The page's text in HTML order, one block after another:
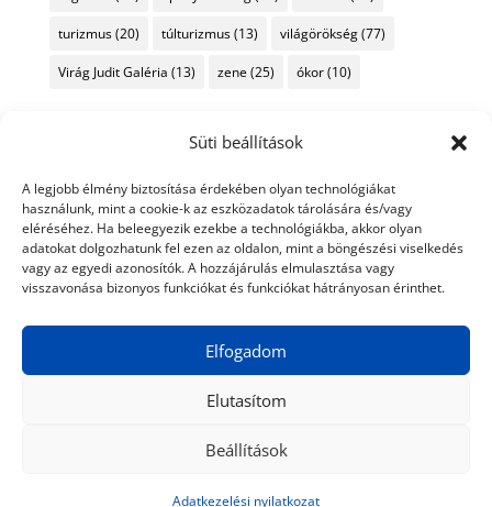
Süti beállítások
A legjobb élmény biztosítása érdekében olyan technológiákat
használunk, mint a cookie-k az eszközadatok tárolására és/vagy
eléréséhez. Ha beleegyezik ezekbe a technológiákba, akkor olyan
adatokat dolgozhatunk fel ezen az oldalon, mint a böngészési viselkedés
vagy az egyedi azonosítók. A hozzájárulás elmulasztása vagy
visszavonása bizonyos funkciókat és funkciókat hátrányosan érinthet.
Elfogadom
Elutasítom
Beállítások
Adatkezelési nyilatkozat
turizmus(20) túlturizmus(13) világörökség(77)
Virág Judit Galéria (13) zene (25) ókor(10)
© 2024 Tiéd a Világ
Médiaajánlat